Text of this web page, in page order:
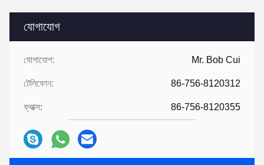
যোগাযোগ
যোগাযোগ: Mr. Bob Cui
টেলিফোন: 86-756-8120312
ফ্যাক্স: 86-756-8120355